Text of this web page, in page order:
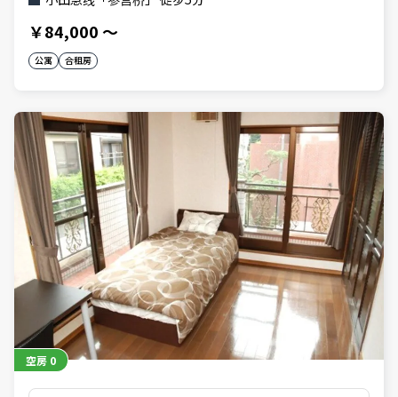
￥84,000～
公寓 合租房
空房 0